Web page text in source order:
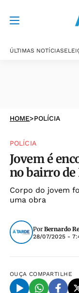
ÚLTIMAS NOTÍCIAS
HOME>POLÍCIA
POLÍCIA
Jovem é
no bairro
Corpo do jovem
uma obra
Por Bernardo
28/07/2025 -
OUÇA COMPARTILHE